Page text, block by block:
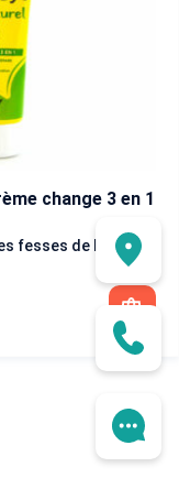
change 3 en 1
fesses de bébé